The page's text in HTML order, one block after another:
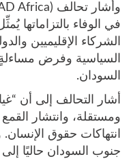
في الوفاء بالتزاماتها
الشركاء الإقليميين
السياسية وفرض
السودان.
أشار التحالف إلى أن
ومستقلة، وانتشار
انتهاكات حقوق
جنوب السودان حاليًا